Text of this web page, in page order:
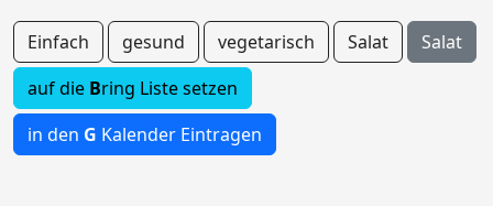
Einfach gesund vegetarisch Salat
Salat
auf die Bring Liste setzen
in den G Kalender Eintragen